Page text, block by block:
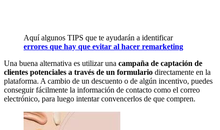
Aquí algunos TIPS que te ayudarán a identificar
errores que hay que evitar al hacer remarketing
Una buena alternativa es utilizar una campaña de captación de
clientes potenciales a través de un formulario directamente en la
plataforma. A cambio de un descuento o de algún incentivo, puedes
conseguir fácilmente la información de contacto como el correo
electrónico, para luego intentar convencerlos de que compren.